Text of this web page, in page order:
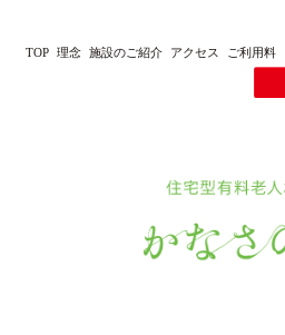
TOP 理念 施設のご紹介 アクセス ご利用料